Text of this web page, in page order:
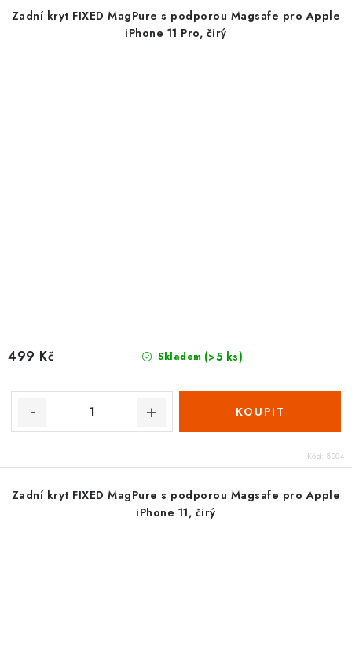
Zadní kryt FIXED MagPure s podporou Magsafe pro Apple
iPhone 11 Pro, čirý
Skladem (>5 ks)
499 Kč
Kód: 8004
Zadní kryt FIXED MagPure s podporou Magsafe pro Apple
iPhone 11, čirý